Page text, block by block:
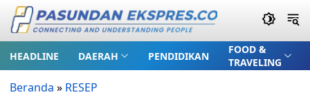
HEADLINE DAERAH PENDIDIKAN
FOOD &
TRAVELING
Beranda » RESEP